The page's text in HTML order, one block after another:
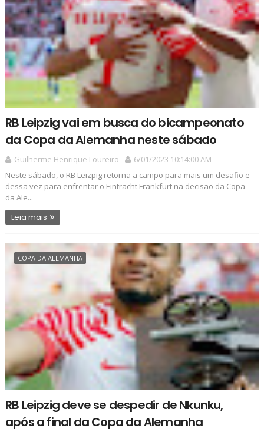
RB Leipzig vai em busca do bicampeonato
da Copa da Alemanha neste sábado
Guilherme Henrique Loureiro
6/01/2023 10:14:00 AM
Neste sábado, o RB Leizpig retorna a campo para mais um desafio e
dessa vez para enfrentar o Eintracht Frankfurt na decisão da Copa
da Ale...
Leia mais
COPA DA ALEMANHA
RB Leipzig deve se despedir de Nkunku,
após a final da Copa da Alemanha